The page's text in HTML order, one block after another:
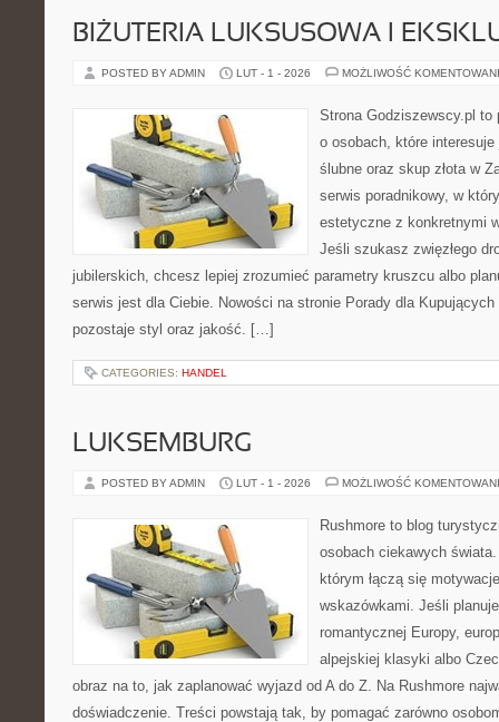
BIŻUTERIA LUKSUSOWA I
POSTED BY ADMIN LUT - 1 - 2026 MOŻLIWOŚĆ
Strona Godziszewscy.pl to
o osobach, które
ślubne oraz skup złota w
serwis poradnikowy, w
estetyczne z konkretnymi
Jeśli szukasz zwięzłego
jubilerskich, chcesz lepiej zrozumieć parametry kruszcu albo
serwis jest dla Ciebie. Nowości na stronie Porady dla
pozostaje styl oraz jakość. […]
CATEGORIES: HANDEL
LUKSEMBURG
POSTED BY ADMIN LUT - 1 - 2026 MOŻLIWOŚĆ
Rushmore to blog
osobach ciekawych
którym łączą się
wskazówkami. Jeśli
romantycznej Europy,
alpejskiej klasyki albo
obraz na to, jak zaplanować wyjazd od A do Z. Na Rushmore
doświadczenie. Treści powstają tak, by pomagać zarówno